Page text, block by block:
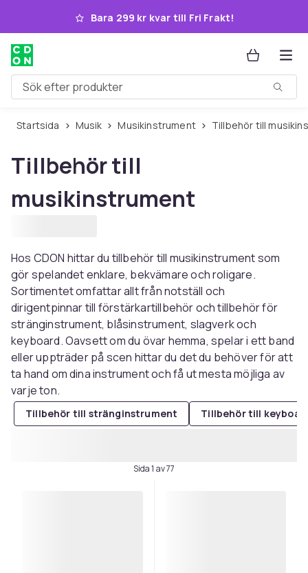
Hoppa till huvudinnehållet
Bara 299 kr kvar till Fri Frakt!
Sök efter produkter
Startsida Musik Musikinstrument Tillbehör till
Tillbehör till
musikinstrument
Hos CDON hittar du tillbehör till musikinstrument som
gör spelandet enklare, bekvämare och roligare.
Sortimentet omfattar allt från notställ och
dirigentpinnar till förstärkartillbehör och tillbehör för
stränginstrument, blåsinstrument, slagverk och
keyboard. Oavsett om du övar hemma, spelar i ett band
eller uppträder på scen hittar du det du behöver för att
ta hand om dina instrument och få ut mesta möjliga av
varje ton.
Tillbehör till stränginstrument Tillbehör till
Sida 1 av 77